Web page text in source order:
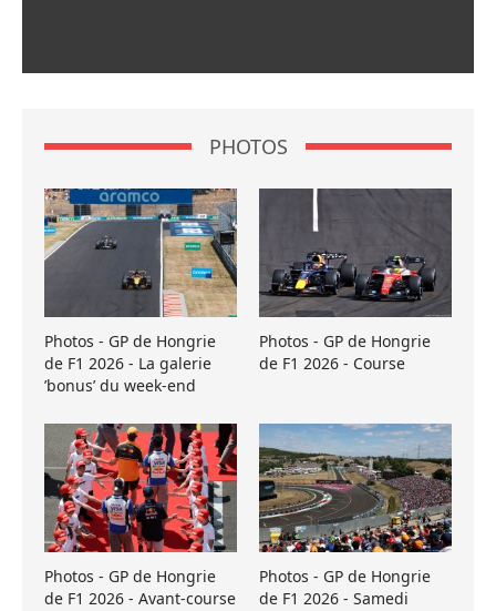
PHOTOS
Photos - GP de Hongrie
de F1 2026 - La galerie
’bonus’ du week-end
Photos - GP de Hongrie
de F1 2026 - Course
Photos - GP de Hongrie
de F1 2026 - Avant-course
Photos - GP de Hongrie
de F1 2026 - Samedi